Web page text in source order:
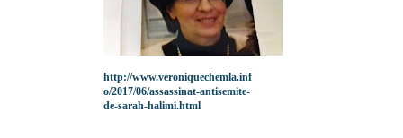
http://www.veroniquechemla.inf
o/2017/06/assassinat-antisemite-
de-sarah-halimi.html